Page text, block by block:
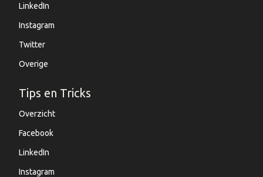
LinkedIn
Instagram
Twitter
Overige
Tips en Tricks
Overzicht
Facebook
LinkedIn
Instagram